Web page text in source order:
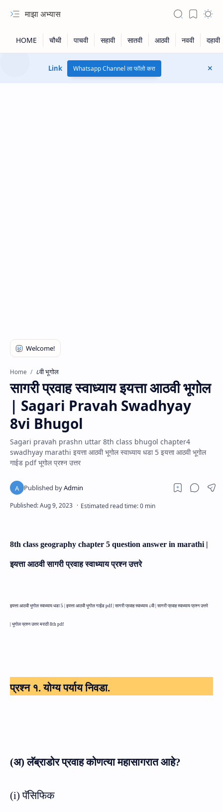
माझा अभ्यास
Link Whatsapp Channel ला फॉलो करा
Home ८वी भूगोल
सागरी प्रवाह स्वाध्याय इयत्ता आठवी भूगोल
| Sagari Pravah Swadhyay
8vi Bhugol
Sagari pravah prashn uttar 8th class bhugol chapter4
swadhyay marathi इयत्ता आठवी भूगोल स्वाध्याय धडा 5 इयत्ता आठवी भूगोल
गाईड pdf भूगोल प्रश्न उत्तर
8th class geography chapter 5 question answer in marathi |
इयत्ता आठवी सागरी प्रवाह स्वाध्याय प्रश्न उत्तरे
इयत्ता आठवी भूगोल स्वाध्याय धडा 5 | इयत्ता आठवी भूगोल गाईड pdf | सागरी प्रवाहस्वाध्याय ८वी | सागरी प्रवाहस्वाध्याय प्रश्न उत्तरे
भूगोल प्रश्न उत्तर मराठी 8th pdf
प्रश्न १. योग्य पर्याय निवडा.
(अ) लॅब्राडोर प्रवाह कोणत्या महासागरात आहे?
(i)पॅसिफिक